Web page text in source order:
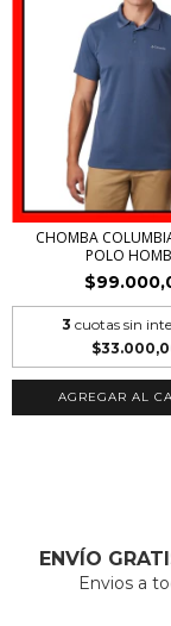
CHOMBA
POLO
3 cuotas sin
AGREGAR AL
ENVÍO
Envios a